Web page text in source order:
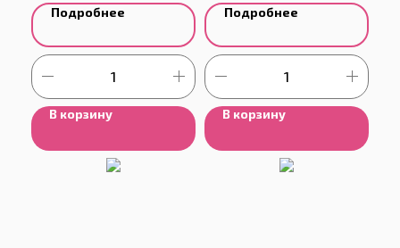
Подробнее
В корзину
Подробнее
В корзину